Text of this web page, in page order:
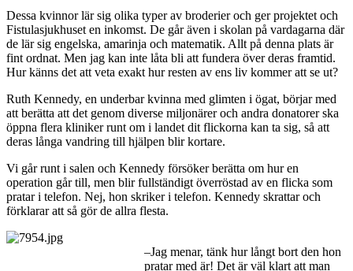
Dessa kvinnor lär sig olika typer av broderier och ger projektet och
Fistulasjukhuset en inkomst. De går även i skolan på vardagarna där
de lär sig engelska, amarinja och matematik. Allt på denna plats är
fint ordnat. Men jag kan inte låta bli att fundera över deras framtid.
Hur känns det att veta exakt hur resten av ens liv kommer att se ut?
Ruth Kennedy, en underbar kvinna med glimten i ögat, börjar med
att berätta att det genom diverse miljonärer och andra donatorer ska
öppna flera kliniker runt om i landet dit flickorna kan ta sig, så att
deras långa vandring till hjälpen blir kortare.
Vi går runt i salen och Kennedy försöker berätta om hur en
operation går till, men blir fullständigt överröstad av en flicka som
pratar i telefon. Nej, hon skriker i telefon. Kennedy skrattar och
förklarar att så gör de allra flesta.
–Jag menar, tänk hur långt bort den hon
pratar med är! Det är väl klart att man